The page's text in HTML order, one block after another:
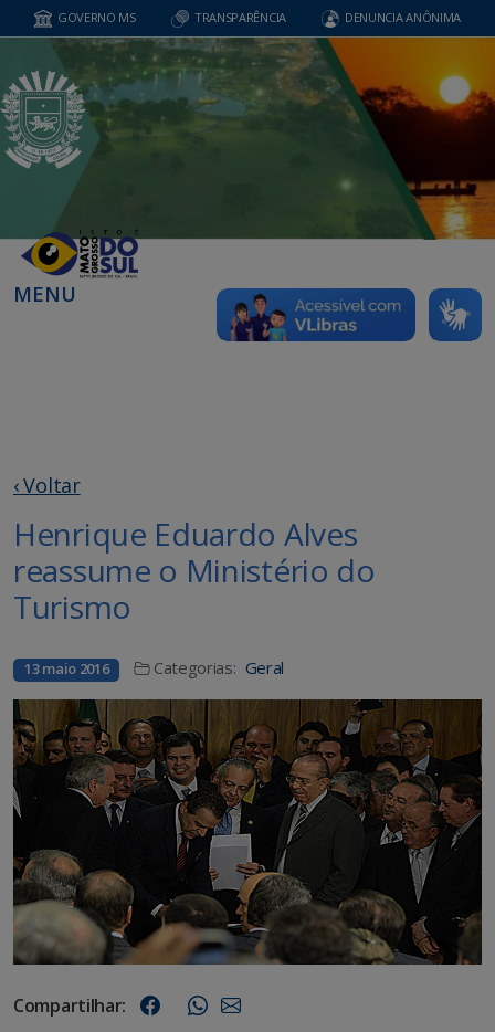
GOVERNO MS TRANSPARÊNCIA DENUNCIA ANÔNIMA
MENU
‹ Voltar
Henrique Eduardo Alves
reassume o Ministério do
Turismo
13 maio 2016 Categorias: Geral
Compartilhar: